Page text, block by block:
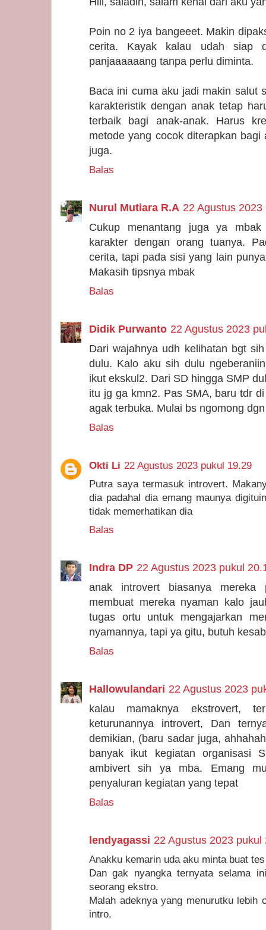
Poin no 2 iya bangeeet. Makin
cerita. Kayak kalau udah siap
panjaaaaaang tanpa perlu diminta.
Baca ini cuma aku jadi makin salut
karakteristik dengan anak tetap
terbaik bagi anak-anak. Harus
metode yang cocok diterapkan
juga.
Balas
Nurul Mutiara R.A 22 Agustus
Cukup menantang juga ya
karakter dengan orang tuanya.
cerita, tapi pada sisi yang lain
Makasih tipsnya mbak
Balas
Didik Purwanto 22 Agustus 2023
Dari wajahnya udh kelihatan bgt
dulu. Kalo aku sih dulu
ikut ekskul2. Dari SD hingga SMP
itu jg ga kmn2. Pas SMA, baru tdr
agak terbuka. Mulai bs ngomong
Balas
Okti Li 22 Agustus 2023 pukul 19.29
Putra saya termasuk introvert.
dia padahal dia emang maunya
tidak memerhatikan dia
Balas
Indra DP 22 Agustus 2023 pukul
anak introvert biasanya mereka
membuat mereka nyaman kalo
tugas ortu untuk mengajarkan
nyamannya, tapi ya gitu, butuh
Balas
Hallowulandari 22 Agustus 2023
kalau mamaknya ekstrovert,
keturunannya introvert, Dan
demikian, (baru sadar juga,
banyak ikut kegiatan organisasi
ambivert sih ya mba. Emang
penyaluran kegiatan yang tepat
Balas
lendyagassi 22 Agustus 2023 pukul
Anakku kemarin uda aku minta buat
Dan gak nyangka ternyata selama
seorang ekstro.
Malah adeknya yang menurutku lebih
intro.